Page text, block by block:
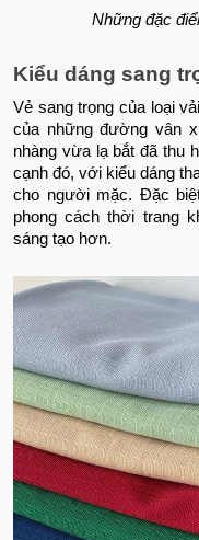
Những đặc
Kiểu dáng sang
Vẻ sang trọng của loại
của những đường vân
nhàng vừa lạ bắt đã thu
cạnh đó, với kiểu dáng
cho người mặc. Đặc
phong cách thời trang
sáng tạo hơn.